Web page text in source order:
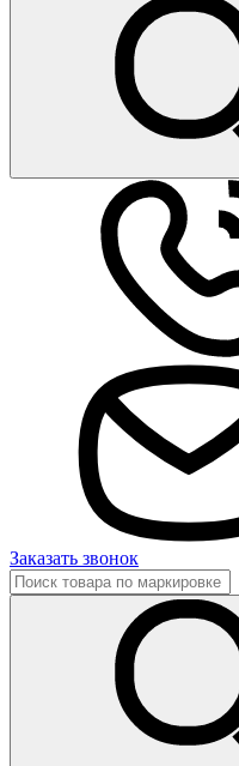
Заказать звонок